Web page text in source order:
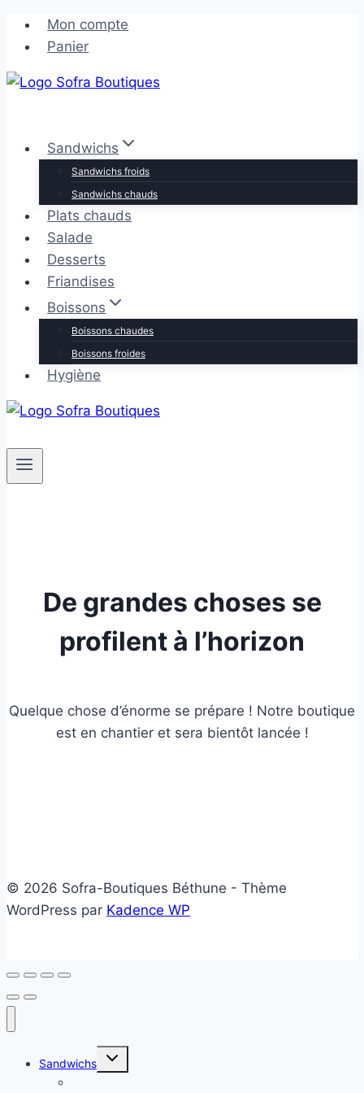
Aller
contenu
Aller
contenu
Mon compte
Panier
Sandwichs
Sandwichs froids
Sandwichs chauds
Plats chauds
Salade
Desserts
Friandises
Boissons
Boissons chaudes
Boissons froides
Hygiène
De grandes choses se
profilent à l’horizon
Quelque chose d’énorme se prépare ! Notre boutique
est en chantier et sera bientôt lancée !
© 2026 Sofra-Boutiques Béthune - Thème
WordPress par Kadence WP
Sandwichs
Ouvrir/fermer